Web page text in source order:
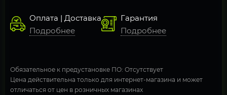
Оплата | Доставка
Подробнее
Гарантия
Подробнее
Обязательное к предустановке ПО: Отсутствует
Цена действительна только для интернет-магазина и может
отличаться от цен в розничных магазинах